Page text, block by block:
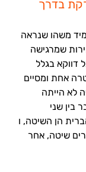
בדרך
משהו שנראה
שמרגישה
דווקא בגלל
אחת ומסיים
לא הייתה
שני
הן השיטה, ו
שיטה, אחר